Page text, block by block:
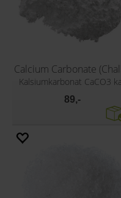
Kalsiumkarbonat CaCO3
89,-